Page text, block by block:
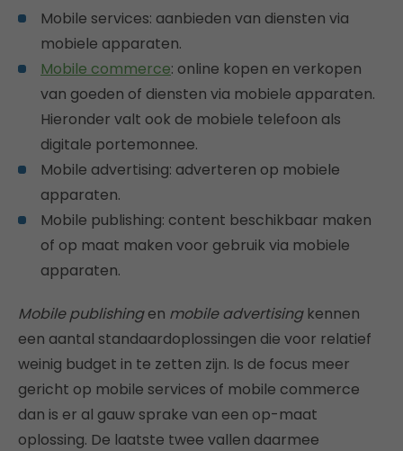
Mobile services: aanbieden van diensten via
mobiele apparaten.
Mobile commerce: online kopen en verkopen
van goeden of diensten via mobiele apparaten.
Hieronder valt ook de mobiele telefoon als
digitale portemonnee.
Mobile advertising: adverteren op mobiele
apparaten.
Mobile publishing: content beschikbaar maken
of op maat maken voor gebruik via mobiele
apparaten.
Mobile publishingen mobile advertisingkennen
een aantal standaardoplossingen die voor relatief
weinig budget in te zetten zijn. Is de focus meer
gericht op mobile services of mobile commerce
dan is er al gauw sprake van een op-maat
oplossing. De laatste twee vallen daarmee